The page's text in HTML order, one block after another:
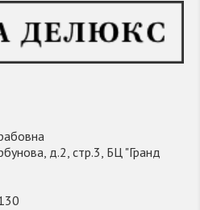
д.2, стр.3, БЦ "Гранд